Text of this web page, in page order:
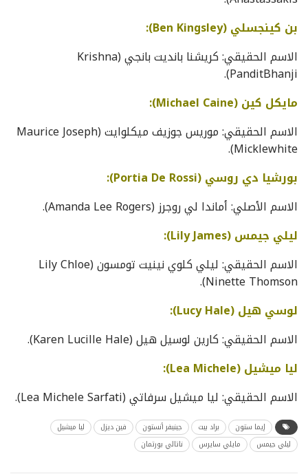
بن كينجسلي (Ben Kingsley):
الاسم الحقيقي: كريشنا بانديت بانجي (Krishna
PanditBhanji).
مايكل كين (Michael Caine):
الاسم الحقيقي: موريس جوزيف ميكلوايت (Maurice Joseph
Micklewhite).
بورشيا دي روسي (Portia De Rossi):
الاسم الأصلي: أماندا لي روجرز (Amanda Lee Rogers).
ليلي جيمس (Lily James):
الاسم الحقيقي: ليلي كلوي نينيت تومسون (Lily Chloe
Ninette Thomson).
لوسي هيل (Lucy Hale):
الاسم الحقيقي: كارين لوسيل هيل (Karen Lucille Hale).
ليا ميشيل (Lea Michele):
الاسم الحقيقي: ليا ميشيل سرفاتي (Lea Michele Sarfati).
إيما ستون براد بيت جينيفر أنستون فين ديزل
ليا ميشيل
ليلي جيمس
مايلي سايرس ناتالي بورتمان